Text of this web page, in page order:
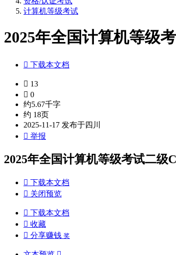
计算机等级考试
2025年全国计算机等级
 下载本文档
 13
 0
约5.67千字
约 18页
2025-11-17 发布于四川
 举报
2025年全国计算机等级考试二级
 下载本文档
 关闭预览
 下载本文档
 收藏
 分享赚钱 奖